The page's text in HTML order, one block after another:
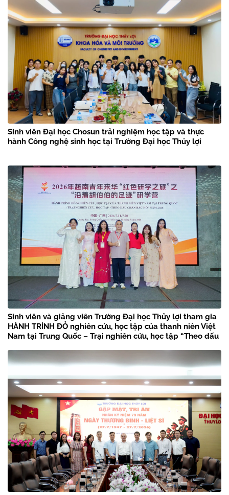
Sinh viên Đại học Chosun trải nghiệm học tập và thực
hành Công nghệ sinh học tại Trường Đại học Thủy lợi
Sinh viên và giảng viên Trường Đại học Thủy lợi tham gia
HÀNH TRÌNH ĐỎ nghiên cứu, học tập của thanh niên Việt
Nam tại Trung Quốc – Trại nghiên cứu, học tập “Theo dấu